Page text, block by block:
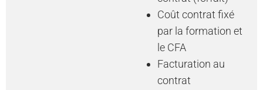
Coût contrat fixé
par la formation et
le CFA
Facturation au
contrat